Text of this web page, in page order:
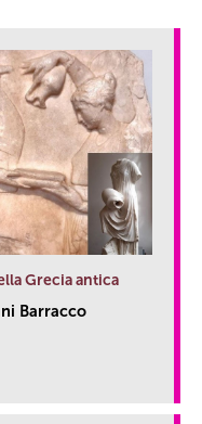
Grecia antica
Barracco